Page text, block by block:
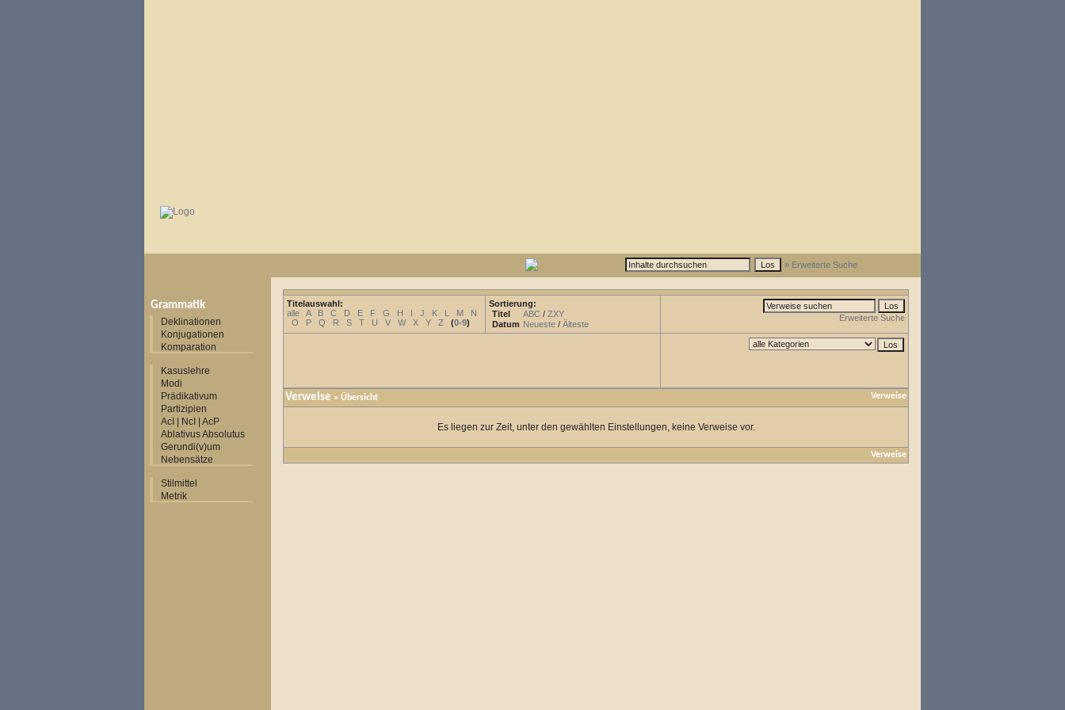
» Erweiterte Suche
Grammatik
Deklinationen
Konjugationen
Komparation
Kasuslehre
Modi
Prädikativum
Partizipien
AcI | NcI | AcP
Ablativus Absolutus
Gerundi(v)um
Nebensätze
Stilmittel
Metrik
Titelauswahl:
alle
A B C D E F G H I J K L M
N
O
P Q R S T U V W X Y Z (0-9)
Sortierung:
Titel
ABC / ZXY
Datum Neueste / Älteste
Erweiterte Suche
Verweise » Übersicht Verweise
Es liegen zur Zeit, unter den gewählten Einstellungen, keine Verweise vor.
Verweise